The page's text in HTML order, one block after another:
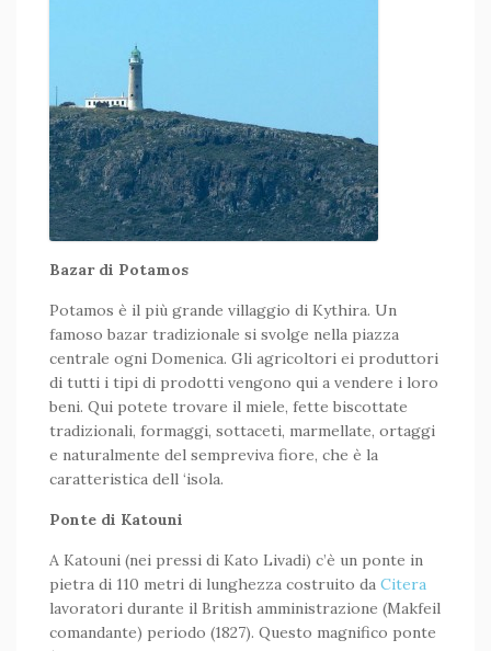
Bazar di Potamos
Potamos è il più grande villaggio di Kythira. Un
famoso bazar tradizionale si svolge nella piazza
centrale ogni Domenica. Gli agricoltori ei produttori
di tutti i tipi di prodotti vengono qui a vendere i loro
beni. Qui potete trovare il miele, fette biscottate
tradizionali, formaggi, sottaceti, marmellate, ortaggi
e naturalmente del sempreviva fiore, che è la
caratteristica dell ‘isola.
Ponte di Katouni
A Katouni (nei pressi di Kato Livadi) c’è un ponte in
pietra di 110 metri di lunghezza costruito da Citera
lavoratori durante il British amministrazione (Makfeil
comandante) periodo (1827). Questo magnifico ponte